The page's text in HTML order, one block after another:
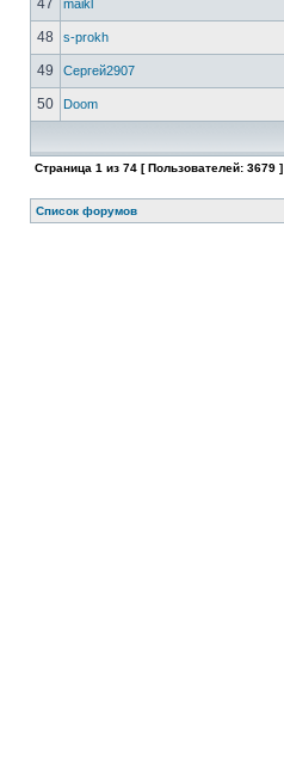
47 maikl
48 s-prokh
49 Сергей2907
50 Doom
Страница 1 из 74 [ Пользователей: 3679 ]
Список форумов